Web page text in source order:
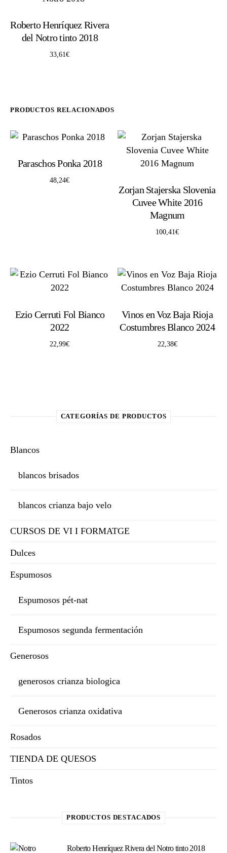
Roberto Henríquez Rivera
del Notro tinto 2018
33,61€
PRODUCTOS RELACIONADOS
Paraschos Ponka 2018
48,24€
Zorjan Stajerska Slovenia
Cuvee White 2016
Magnum
100,41€
Ezio Cerruti Fol Bianco
2022
22,99€
Vinos en Voz Baja Rioja
Costumbres Blanco 2024
22,38€
CATEGORÍAS DE PRODUCTOS
Blancos
blancos brisados
blancos crianza bajo velo
CURSOS DE VI I FORMATGE
Dulces
Espumosos
Espumosos pét-nat
Espumosos segunda fermentación
Generosos
generosos crianza biologica
Generosos crianza oxidativa
Rosados
TIENDA DE QUESOS
Tintos
PRODUCTOS DESTACADOS
Roberto Henríquez Rivera del Notro tinto 2018